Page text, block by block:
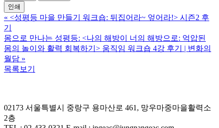
인쇄
« <성평등 마을 만들기 워크숍: 뒤집어라~ 엎어라!> 시즌2 후
기
몸으로 만나는 성평등: <나의 해방이 너의 해방으로: 억압된
몸의 놀이와 활력 회복하기> 움직임 워크숍 4강 후기 | 변화의
월담 »
목록보기
02173 서울특별시 중랑구 용마산로 461, 망우마중마을활력소
2층